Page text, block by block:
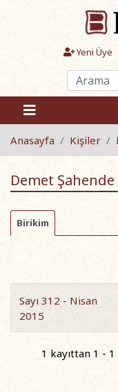
Yeni Üye
Anasayfa Kişiler
Demet
Birikim
Sayı 312 - Nisan
2015
1 kayıttan 1 -